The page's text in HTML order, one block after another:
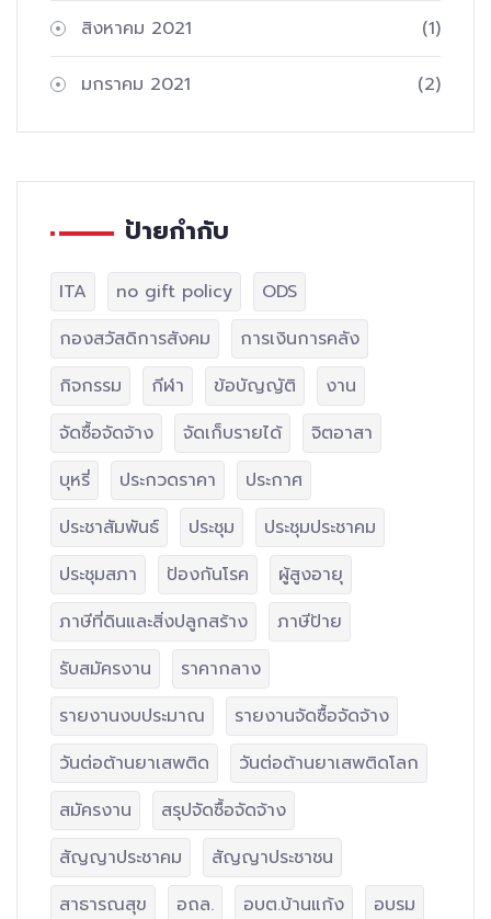
สิงหาคม 2021 (1)
มกราคม 2021 (2)
ป้ายกำกับ
ITA no gift policy
ODS
กองสวัสดิการสังคม
การเงินการคลัง
กิจกรรม
กีฬา ข้อบัญญัติ
งาน
จัดซื้อจัดจ้าง
จัดเก็บรายได้
จิตอาสา
บุหรี่
ประกวดราคา
ประกาศ
ประชาสัมพันธ์
ประชุม
ประชุมประชาคม
ประชุมสภา
ป้องกันโรค
ผู้สูงอายุ
ภาษีที่ดินและสิ่งปลูกสร้าง
ภาษีป้าย
รับสมัครงาน
ราคากลาง
รายงานงบประมาณ
รายงานจัดซื้อจัดจ้าง
วันต่อต้านยาเสพติด
วันต่อต้านยาเสพติดโลก
สมัครงาน
สรุปจัดซื้อจัดจ้าง
สัญญาประชาคม
สัญญาประชาชน
สาธารณสุข
อถล. อบต.บ้านแก้ง
อบรม